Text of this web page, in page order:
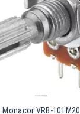
Monacor VRB-101M20